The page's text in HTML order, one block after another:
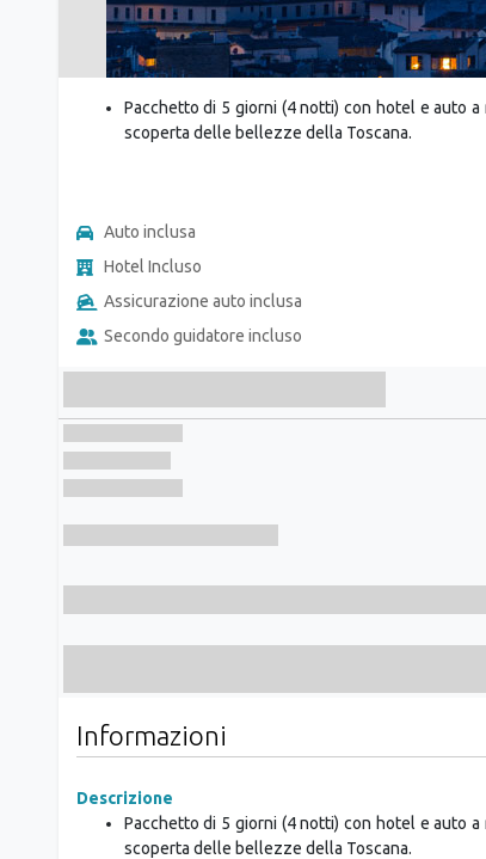
Pacchetto di 5 giorni (4 notti) con hotel e auto
scoperta delle bellezze della Toscana.
Auto inclusa
Hotel Incluso
Assicurazione auto inclusa
Secondo guidatore incluso
Informazioni
Descrizione
Pacchetto di 5 giorni (4 notti) con hotel e auto
scoperta delle bellezze della Toscana.